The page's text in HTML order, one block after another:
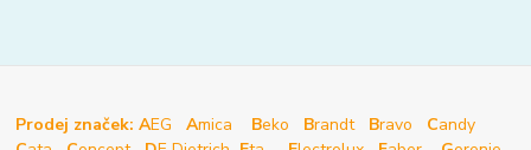
Prodej značek: AEG Amica Beko Brandt Bravo Candy